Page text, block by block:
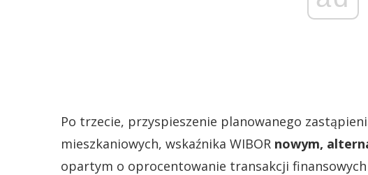
Po trzecie, przyspieszenie planowanego
mieszkaniowych, wskaźnika WIBOR nowym,
opartym o oprocentowanie transakcji